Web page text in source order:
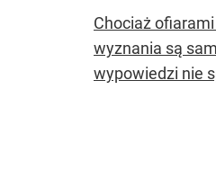
Chociaż
wyznania są
wypowiedzi nie